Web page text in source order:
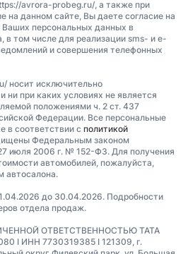
avrora-probeg.ru/, а также при
на данном сайте, Вы даете согласие на
Ваших персональных данных в
в том числе для реализации sms- и e-
и совершения телефонных
носит исключительно
ни при каких условиях не является
положениями ч. 2 ст. 437
Федерации. Все персональные
в соответствии с политикой
Федеральным законом
июля 2006 г. № 152-ФЗ. Для получения
автомобилей, пожалуйста,
автосалона.
до 30.04.2026. Подробности
отдела продаж.
ОТВЕТСТВЕННОСТЬЮ ТАТА
I ИНН 7730319385 I 121309, г.